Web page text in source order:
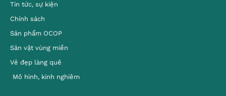
Tin tức, sự kiện
Chính sách
Sản phẩm OCOP
Sản vật vùng miền
Vẻ đẹp làng quê
Mô hình, kinh nghiêm